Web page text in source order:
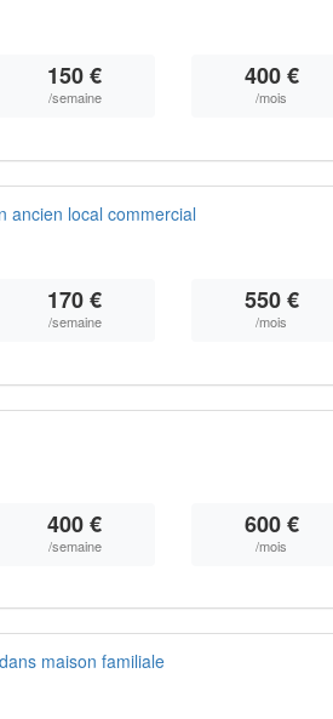
150 €
/semaine
400 €
/mois
ancien local commercial
170 €
/semaine
550 €
/mois
400 €
/semaine
600 €
/mois
maison familiale